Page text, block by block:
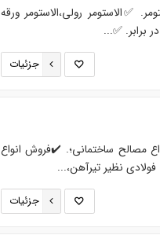
✅️الاستومر رولی،الاستومر ورقه
برابر. ✅...
جزئیات
مصالح ساختمانی؛. ✔️فروش انواع
نظیر تیرآهن،...
جزئیات